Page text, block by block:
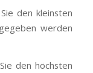
den kleinsten
werden
den höchsten